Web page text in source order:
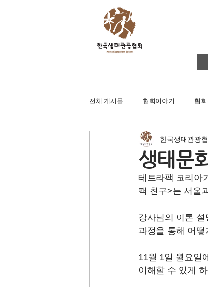
전체 게시물 협회이야기 협
영주댐바로알기 생태문화교
이벤트 지역
후원회원 가입신청
생태문
한국생태관광
테트라팩 코리아
팩 친구>는 서울
강사님의 이론
과정을 통해 어
11월 1일 월요일
이해할 수 있게